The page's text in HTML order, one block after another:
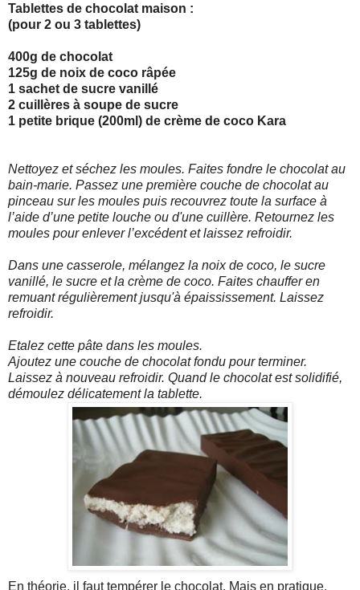
Tablettes de chocolat maison :
(pour 2 ou 3 tablettes)
400g de chocolat
125g de noix de coco râpée
1 sachet de sucre vanillé
2 cuillères à soupe de sucre
1 petite brique (200ml) de crème de coco Kara
Nettoyez et séchez les moules. Faites fondre le chocolat au
bain-marie. Passez une première couche de chocolat au
pinceau sur les moules puis recouvrez toute la surface à
l’aide d’une petite louche ou d'une cuillère. Retournez les
moules pour enlever l’excédent et laissez refroidir.
Dans une casserole, mélangez la noix de coco, le sucre
vanillé, le sucre et la crème de coco. Faites chauffer en
remuant régulièrement jusqu'à épaississement. Laissez
refroidir.
Etalez cette pâte dans les moules.
Ajoutez une couche de chocolat fondu pour terminer.
Laissez à nouveau refroidir. Quand le chocolat est solidifié,
démoulez délicatement la tablette.
En théorie, il faut tempérer le chocolat. Mais en pratique,